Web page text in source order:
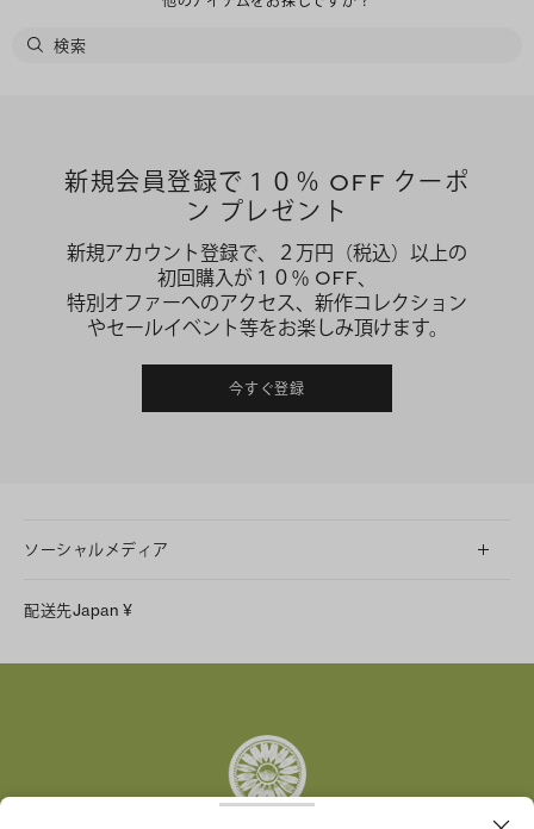
新規会員登録で１０％ OFF クーポ
ン プレゼント
新規アカウント登録で、２万円（税込）以上の
初回購入が１０％ OFF、
特別オファーへのアクセス、新作コレクション
やセールイベント等をお楽しみ頂けます。
今すぐ登録
ソーシャルメディア
Facebook
配送先Japan ¥